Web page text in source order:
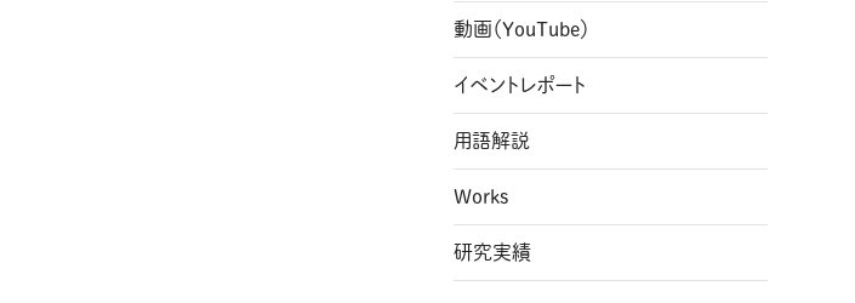
動画（YouTube）
イベントレポート
用語解説
Works
研究実績